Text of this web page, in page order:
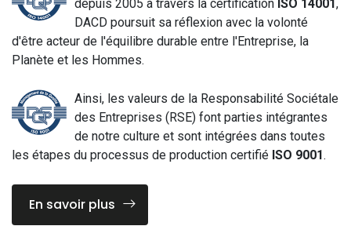
depuis 2005 à travers la certification ISO 14001,
DACD poursuit sa réflexion avec la volonté
d'être acteur de l'équilibre durable entre l'Entreprise, la
Planète et les Hommes.
Ainsi, les valeurs de la Responsabilité Sociétale
des Entreprises (RSE) font parties intégrantes
de notre culture et sont intégrées dans toutes
les étapes du processus de production certifié ISO 9001.
En savoir plus